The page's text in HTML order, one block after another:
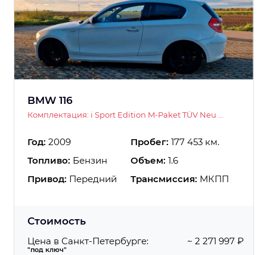
BMW 116
Комплектация: i Sport Edition M-Paket TÜV Neu ...
Год: 2009 Пробег: 177 453 км.
Топливо: Бензин Объем: 1.6
Привод: Передний Трансмиссия: МКПП
Стоимость
Цена в Санкт-Петербурге:
"под ключ"
~ 2 271 997 ₽